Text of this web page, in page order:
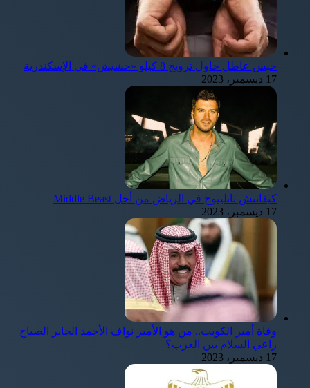
حبس عاطل حاول ترويج 8 كيلو «حشيش» في الإسكندرية
17 ديسمبر، 2023
كيفانتش تاتليتوج في الرياض من أجل Middle Beast
17 ديسمبر، 2023
وفاة أمير الكويت.. من هو الأمير نواف الأحمد الجابر الصباح
راعي السلام بين العرب؟
17 ديسمبر، 2023